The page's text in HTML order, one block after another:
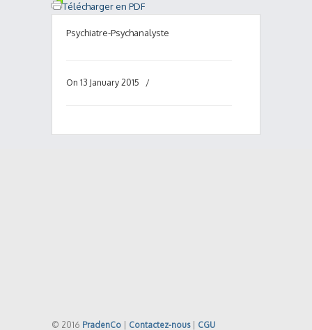
Télécharger en PDF
Psychiatre-Psychanalyste
On 13 January 2015 /
© 2016 PradenCo Contactez-nous| CGU